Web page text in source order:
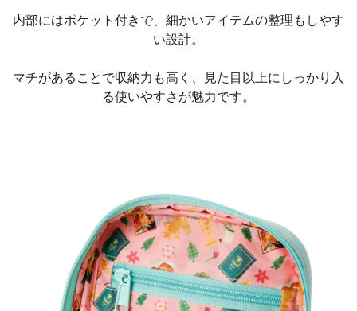
内部にはポケット付きで、細かいアイテムの整理もしやす
い設計。
マチがあることで収納力も高く、見た目以上にしっかり入
る使いやすさが魅力です。